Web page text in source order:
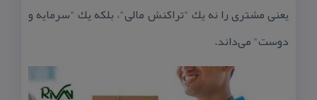
یعنی مشتری را نه یك "تراكنش مالی"، بلكه یك "سرمایه و
دوست" می‌داند.